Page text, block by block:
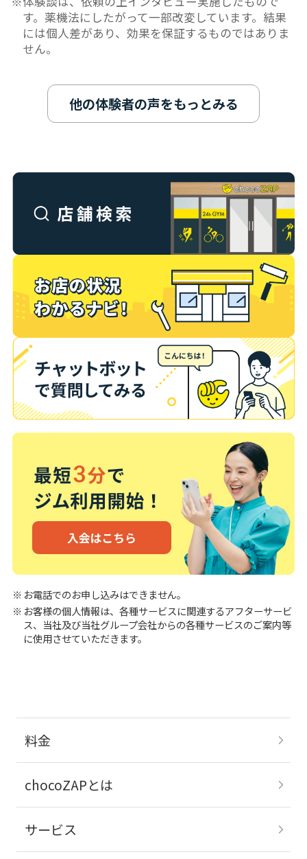
す。薬機法にしたがって一部改変しています。結果
には個人差があり、効果を保証するものではありま
せん。
他の体験者の声をもっとみる
お電話でのお申し込みはできません。
お客様の個人情報は、各種サービスに関連するアフターサービ
ス、当社及び当社グループ会社からの各種サービスのご案内等
に使用させていただきます。
料金
chocoZAPとは
サービス